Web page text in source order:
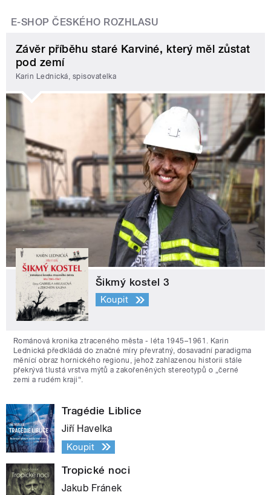
E-SHOP ČESKÉHO ROZHLASU
Závěr příběhu staré Karviné, který měl zůstat
pod zemí
Karin Lednická, spisovatelka
Šikmý kostel 3
Koupit
Románová kronika ztraceného města - léta 1945–1961. Karin
Lednická předkládá do značné míry převratný, dosavadní paradigma
měnící obraz hornického regionu, jehož zahlazenou historii stále
překrývá tlustá vrstva mýtů a zakořeněných stereotypů o „černé
zemi a rudém kraji“.
Tragédie Liblice
Jiří Havelka
Koupit
Tropické noci
Jakub Fránek